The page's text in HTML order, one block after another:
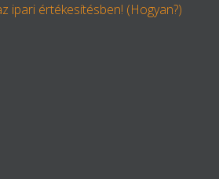
ipari értékesítésben! (Hogyan?)